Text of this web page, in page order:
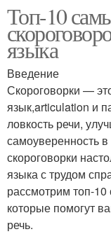
Топ-10
языка
Введение
Скороговорки —
язык,articulation и
ловкость речи,
самоуверенность
скороговорки
языка с трудом
рассмотрим топ-
которые помогут
речь.